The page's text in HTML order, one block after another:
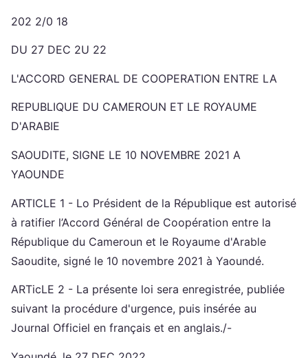
202 2/0 18
DU 27 DEC 2U 22
L'ACCORD GENERAL DE COOPERATION ENTRE LA
REPUBLIQUE DU CAMEROUN ET LE ROYAUME
D'ARABIE
SAOUDITE, SIGNE LE 10 NOVEMBRE 2021 A
YAOUNDE
ARTICLE 1 - Lo Président de la République est autorisé
à ratifier l’Accord Général de Coopération entre la
République du Cameroun et le Royaume d'Arable
Saoudite, signé le 10 novembre 2021 à Yaoundé.
ARTicLE 2 - La présente loi sera enregistrée, publiée
suivant la procédure d'urgence, puis insérée au
Journal Officiel en français et en anglais./-